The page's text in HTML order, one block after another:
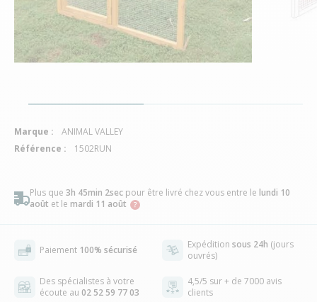
Plus que 3h 45min 1sec pour être livré chez vous entre le lundi 10
août et le mardi 11 août
Paiement 100% sécurisé Expédition sous 24h (jours
ouvrés)
Des spécialistes à votre
écoute au 02 52 59 77 03
4,5/5 sur + de 7000 avis
clients
Marque :
ANIMAL VALLEY
Référence :
1502RUN